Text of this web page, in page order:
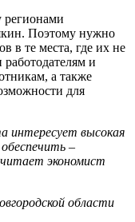
регионами
Поэтому нужно
в те места, где их не
и
а также
для
интересует высокая
–
экономист
области